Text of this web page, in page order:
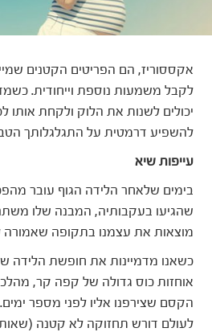
אקססוריז, הם הפריטים הקטנים
לקבל משמעות נוספת וייחודית.
יכולים לשנות את הלוק ולקחת אותו
להשפיע דרמטית על התגלגלותך
עייפות שיא
בימים שלאחר הלידה הגוף עובר
שהגיעו בעקבותיה, המבנה שלו
מוצאות את עצמנו בתקופה שאמורה
כשאנו מדמיינות את חופשת הלידה
אוחזות כוס גדולה של קפה קר,
הקסם שצירפנו אליו לפני מספר
לעולם דורש תחזוקה לא קטנה